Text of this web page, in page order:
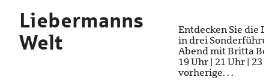
Liebermanns
Welt
Entdecken Sie die
in drei
Abend mit Britta
19 Uhr | 21 Uhr | 23
vorherige. . .